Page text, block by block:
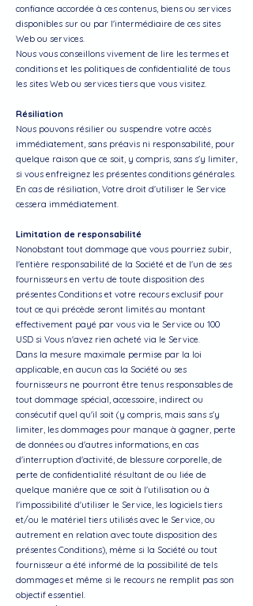
confiance accordée à ces contenus, biens ou services
disponibles sur ou par l'intermédiaire de ces sites
Web ou services.
Nous vous conseillons vivement de lire les termes et
conditions et les politiques de confidentialité de tous
les sites Web ou services tiers que vous visitez.
Résiliation
Nous pouvons résilier ou suspendre votre accès
immédiatement, sans préavis ni responsabilité, pour
quelque raison que ce soit, y compris, sans s'y limiter,
si vous enfreignez les présentes conditions générales.
En cas de résiliation, Votre droit d'utiliser le Service
cessera immédiatement.
Limitation de responsabilité
Nonobstant tout dommage que vous pourriez subir,
l'entière responsabilité de la Société et de l'un de ses
fournisseurs en vertu de toute disposition des
présentes Conditions et votre recours exclusif pour
tout ce qui précède seront limités au montant
effectivement payé par vous via le Service ou 100
USD si Vous n'avez rien acheté via le Service.
Dans la mesure maximale permise par la loi
applicable, en aucun cas la Société ou ses
fournisseurs ne pourront être tenus responsables de
tout dommage spécial, accessoire, indirect ou
consécutif quel qu'il soit (y compris, mais sans s'y
limiter, les dommages pour manque à gagner, perte
de données ou d'autres informations, en cas
d'interruption d'activité, de blessure corporelle, de
perte de confidentialité résultant de ou liée de
quelque manière que ce soit à l'utilisation ou à
l'impossibilité d'utiliser le Service, les logiciels tiers
et/ou le matériel tiers utilisés avec le Service, ou
autrement en relation avec toute disposition des
présentes Conditions), même si la Société ou tout
fournisseur a été informé de la possibilité de tels
dommages et même si le recours ne remplit pas son
objectif essentiel.